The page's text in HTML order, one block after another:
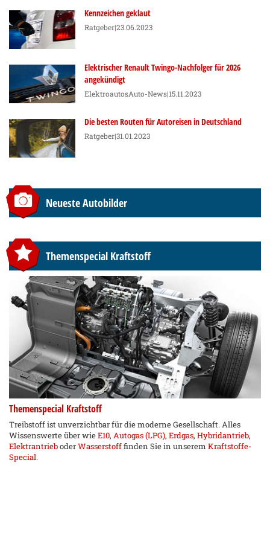
Kennzeichen geklaut
Ratgeber|23.06.2023
Elektrischer Renault Twingo-Nachfolger für 2026
angekündigt
ElektroautosAuto-News|15.11.2023
Die besten Routen für Autoreisen in Deutschland
Ratgeber|31.01.2023
Neueste Autobilder
Themenspecial Kraftstoff
Themenspecial Kraftstoff
Treibstoff ist unverzichtbar für die moderne Gesellschaft. Alles
Wissenswerte über wieE10, Autogas (LPG), Erdgas, Hybridantrieb,
ElektrantrieboderWasserstofffinden Sie in unserem Kraftstoffe-
Special.